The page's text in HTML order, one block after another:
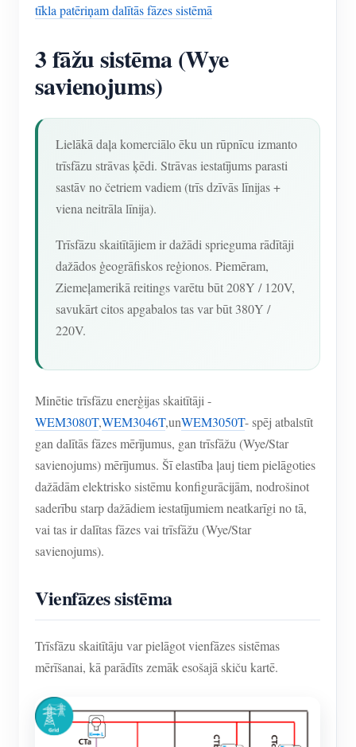
tīkla patēriņam dalītās fāzes sistēmā
3 fāžu sistēma (Wye
savienojums)
Lielākā daļa komerciālo ēku un rūpnīcu izmanto
trīsfāzu strāvas ķēdi. Strāvas iestatījums parasti
sastāv no četriem vadiem (trīs dzīvās līnijas +
viena neitrāla līnija).
Trīsfāzu skaitītājiem ir dažādi sprieguma rādītāji
dažādos ģeogrāfiskos reģionos. Piemēram,
Ziemeļamerikā reitings varētu būt 208Y / 120V,
savukārt citos apgabalos tas var būt 380Y /
220V.
Minētie trīsfāzu enerģijas skaitītāji -
WEM3080T,WEM3046T,unWEM3050T- spēj atbalstīt
gan dalītās fāzes mērījumus, gan trīsfāžu (Wye/Star
savienojums) mērījumus. Šī elastība ļauj tiem pielāgoties
dažādām elektrisko sistēmu konfigurācijām, nodrošinot
saderību starp dažādiem iestatījumiem neatkarīgi no tā,
vai tas ir dalītas fāzes vai trīsfāžu (Wye/Star
savienojums).
Vienfāzes sistēma
Trīsfāzu skaitītāju var pielāgot vienfāzes sistēmas
mērīšanai, kā parādīts zemāk esošajā skiču kartē.